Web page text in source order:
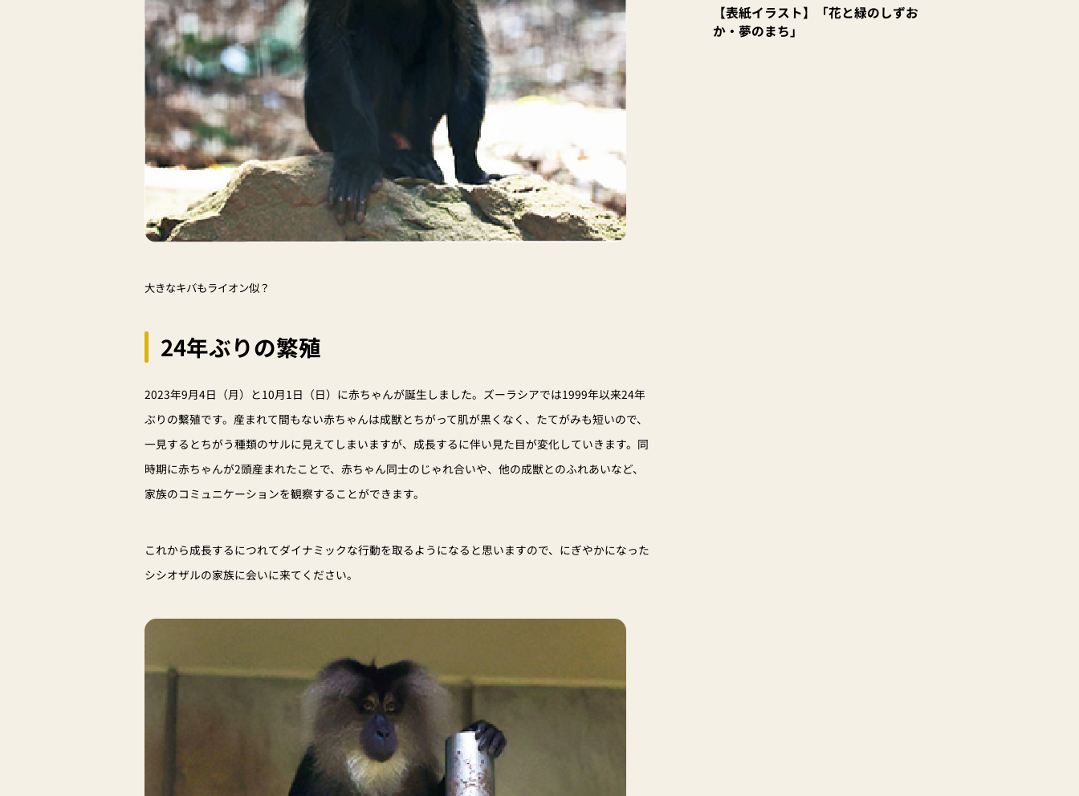
大きなキバもライオン似？
24年ぶりの繁殖
2023年9月4日（月）と10月1日（日）に赤ちゃんが誕生しました。ズーラシアでは1999年以来24年
ぶりの繫殖です。産まれて間もない赤ちゃんは成獣とちがって肌が黒くなく、たてがみも短いので、
一見するとちがう種類のサルに見えてしまいますが、成長するに伴い見た目が変化していきます。同
時期に赤ちゃんが2頭産まれたことで、赤ちゃん同士のじゃれ合いや、他の成獣とのふれあいなど、
家族のコミュニケーションを観察することができます。
これから成長するにつれてダイナミックな行動を取るようになると思いますので、にぎやかになった
シシオザルの家族に会いに来てください。
【表紙イラスト】「花と緑のしずお
か・夢のまち」